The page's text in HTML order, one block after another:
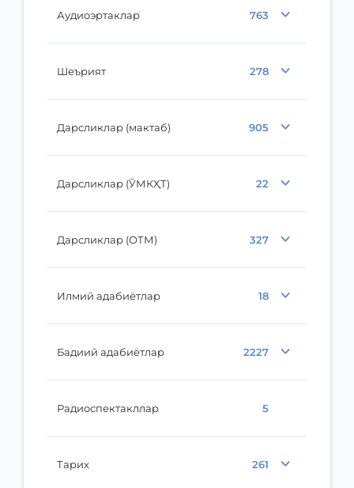
Аудиоэртаклар 763
Шеърият 278
Дарсликлар (мактаб) 905
Дарсликлар (ЎМКҲТ) 22
Дарсликлар (ОТМ) 327
Илмий адабиётлар 18
Бадиий адабиётлар 2227
Радиоспектакллар 5
Тарих 261